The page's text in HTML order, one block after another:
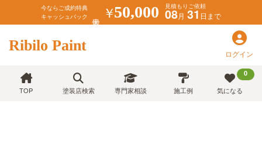
今ならご成約特典
キャッシュバック
￥50,000 見積もりご依頼
08月 31日まで
Ribilo Paint ログイン
TOP 塗装店検索 専門家相談 施工例
0
気になる